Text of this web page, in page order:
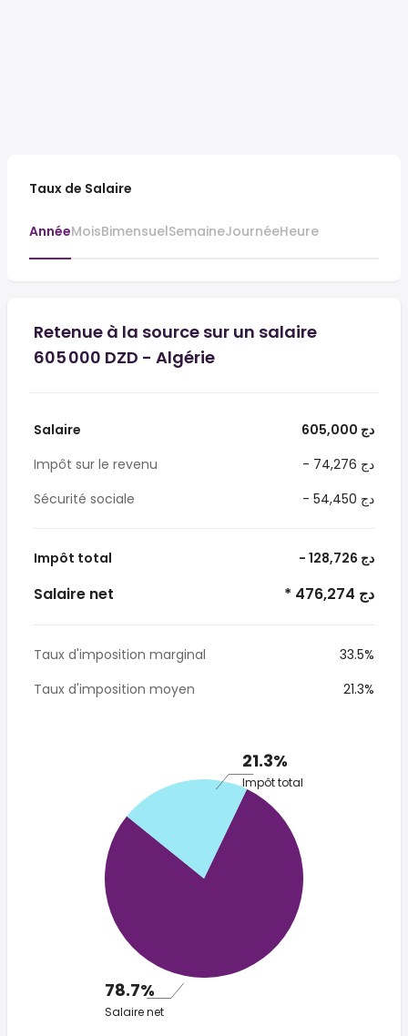
Taux de Salaire
AnnéeMoisBimensuelSemaineJournéeHeure
Retenue à la source sur un salaire
605 000 DZD - Algérie
Salaire
605,000 دج
Impôt sur le revenu
- 74,276 دج
Sécurité sociale
- 54,450 دج
Impôt total - 128,726 دج
Salaire net * 476,274 دج
Taux d'imposition marginal
33.5%
Taux d'imposition moyen
21.3%
21.3%
Impôt total
78.7%
Salaire net